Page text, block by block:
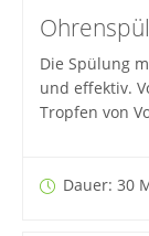
Die Spülung
und effektiv.
Tropfen von
Dauer: 30